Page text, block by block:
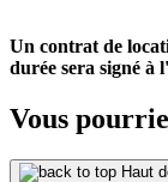
Un contrat de
durée sera signé à
Vous
Haut